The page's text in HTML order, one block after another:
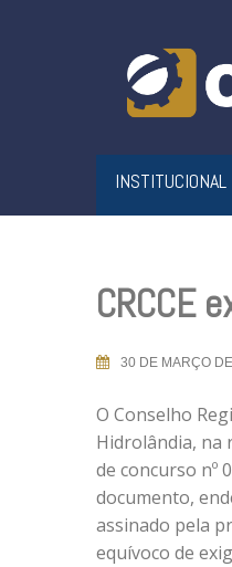
INSTITUCIONAL
CRCCE
30 DE MARÇO
O Conselho
Hidrolândia, na
de concurso nº
documento,
assinado pela
equívoco de